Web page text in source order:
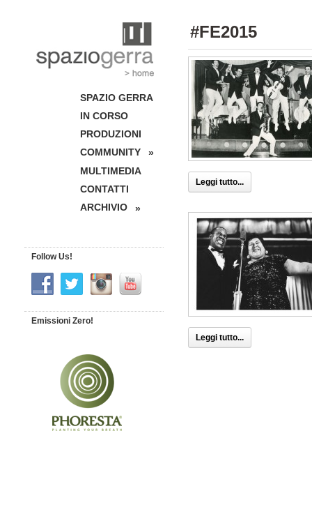
#FE2015
Leggi tutto...
Leggi tutto...
SPAZIO GERRA
IN CORSO
PRODUZIONI
COMMUNITY
»
MULTIMEDIA
CONTATTI
ARCHIVIO
»
Follow Us!
Emissioni Zero!